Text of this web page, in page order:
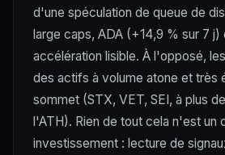
d'une spéculation de queue de
large caps, ADA (+14,9 % sur 7 j)
accélération lisible. À l'opposé,
des actifs à volume atone et très
sommet (STX, VET, SEI, à plus
l'ATH). Rien de tout cela n'est un
investissement : lecture de